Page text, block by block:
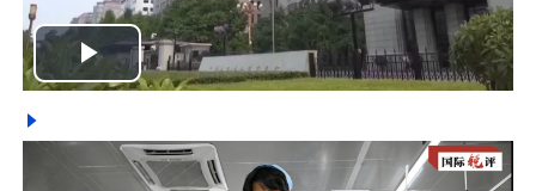
Play
Video